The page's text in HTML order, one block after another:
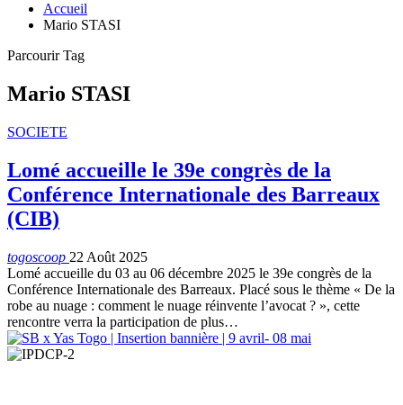
Accueil
Mario STASI
Parcourir Tag
Mario STASI
SOCIETE
Lomé accueille le 39e congrès de la
Conférence Internationale des Barreaux
(CIB)
togoscoop 22 Août 2025
Lomé accueille du 03 au 06 décembre 2025 le 39e congrès de la
Conférence Internationale des Barreaux. Placé sous le thème « De la
robe au nuage : comment le nuage réinvente l’avocat ? », cette
rencontre verra la participation de plus…